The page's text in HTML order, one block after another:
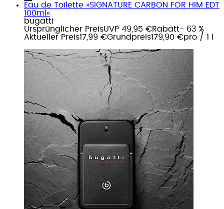
Eau de Toilette »SIGNATURE CARBON FOR HIM EDT
100ml«
bugatti
Ursprünglicher PreisUVP 49,95 €Rabatt- 63 %
Aktueller Preis17,99 €Grundpreis179,90 €pro / 1 l